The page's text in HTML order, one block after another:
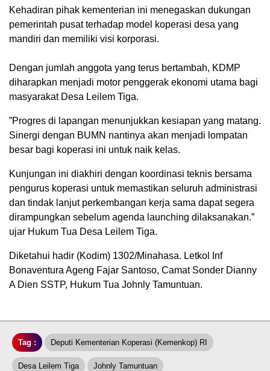
​Kehadiran pihak kementerian ini menegaskan dukungan
pemerintah pusat terhadap model koperasi desa yang
mandiri dan memiliki visi korporasi.
Dengan jumlah anggota yang terus bertambah, KDMP
diharapkan menjadi motor penggerak ekonomi utama bagi
masyarakat Desa Leilem Tiga.
​”Progres di lapangan menunjukkan kesiapan yang matang.
Sinergi dengan BUMN nantinya akan menjadi lompatan
besar bagi koperasi ini untuk naik kelas.
​Kunjungan ini diakhiri dengan koordinasi teknis bersama
pengurus koperasi untuk memastikan seluruh administrasi
dan tindak lanjut perkembangan kerja sama dapat segera
dirampungkan sebelum agenda launching dilaksanakan.”
ujar Hukum Tua Desa Leilem Tiga.
Diketahui hadir (Kodim) 1302/Minahasa. Letkol Inf
Bonaventura Ageng Fajar Santoso, Camat Sonder Dianny
A Dien SSTP, Hukum Tua Johnly Tamuntuan.
Tag : Deputi Kementerian Koperasi (Kemenkop) RI
Desa Leilem Tiga Johnly Tamuntuan